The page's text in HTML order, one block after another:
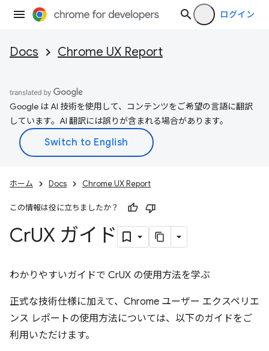
ログイン
Docs Chrome UX Report
Google は AI 技術を使用して、コンテンツをご希望の言語に翻訳
しています。AI 翻訳には誤りが含まれる場合があります。
ホーム Docs Chrome UX Report
この情報は役に立ちましたか？
CrUX ガイド
わかりやすいガイドで CrUX の使用方法を学ぶ
正式な技術仕様に加えて、Chrome ユーザー エクスペリエ
ンス レポートの使用方法については、以下のガイドをご
利用いただけます。